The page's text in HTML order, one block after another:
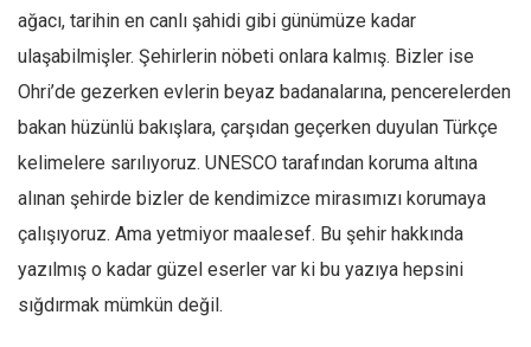
ağacı, tarihin en canlı şahidi gibi günümüze kadar
ulaşabilmişler. Şehirlerin nöbeti onlara kalmış. Bizler ise
Ohri’de gezerken evlerin beyaz badanalarına, pencerelerden
bakan hüzünlü bakışlara, çarşıdan geçerken duyulan Türkçe
kelimelere sarılıyoruz. UNESCO tarafından koruma altına
alınan şehirde bizler de kendimizce mirasımızı korumaya
çalışıyoruz. Ama yetmiyor maalesef. Bu şehir hakkında
yazılmış o kadar güzel eserler var ki bu yazıya hepsini
sığdırmak mümkün değil.